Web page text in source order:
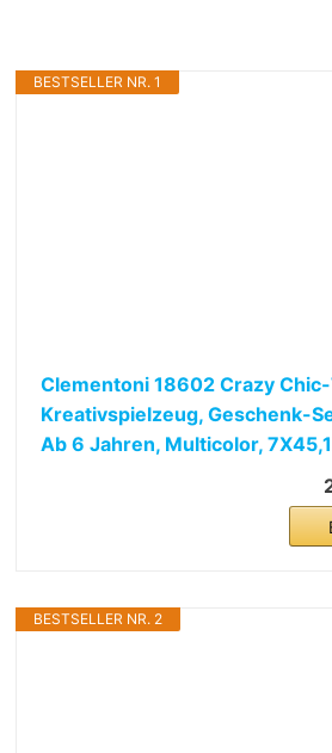
BESTSELLER NR. 1
Clementoni 18602 Crazy
Kreativspielzeug, Geschenk-
Ab 6 Jahren, Multicolor,
BESTSELLER NR. 2